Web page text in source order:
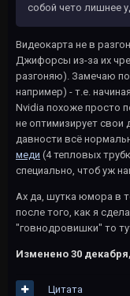
собой чето лишнее
Видеокарта не в
Джифорсы из-за их
разгоняю). Замечаю
например) - т.е.
Nvidia похоже просто
не оптимизирует свои
давности всё
меди (4 тепловых
специально, чтоб уж
Ах да, шутка юмора в
после того, как я
"говнодровишки" то
Изменено 30
Цитата